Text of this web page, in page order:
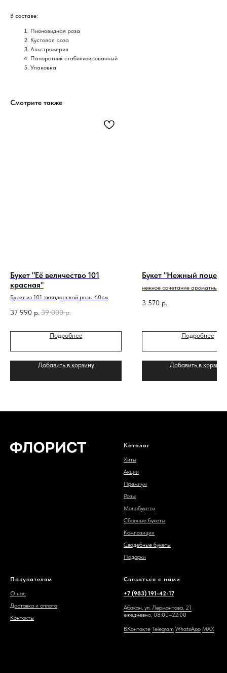
В составе:
Пионовидная роза
Кустовая роза
Альстромерия
Папоротник стабилизированный
Упаковка
Смотрите также
Букет "Её величество 101
красная"
Букет из 101 эквадорской розы 60см
37 990 р. 39 000 р.
Подробнее
Добавить в корзину
Букет "Нежный
нежное сочетание ароматных
3 570 р.
Подробнее
Добавить в корзину
Каталог
Хиты
Акции
Премиум
Розы
Монобукеты
Сборные букеты
Композиции
Свадебные букеты
Подарки
Покупателям
О нас
Доставка и оплата
Контакты
Связаться с нами
+7 (983) 191-42-17
Абакан, ул. Лермонтова, 21
ежедневно, 08:00–22:00
ВКонтакте Telegram WhatsApp MAX